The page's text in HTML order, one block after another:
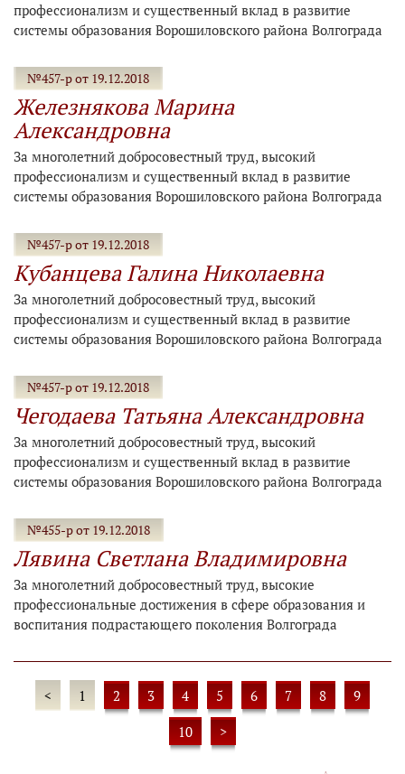
профессионализм и существенный вклад в развитие
системы образования Ворошиловского района Волгограда
№457-р от 19.12.2018
Железнякова Марина
Александровна
За многолетний добросовестный труд, высокий
профессионализм и существенный вклад в развитие
системы образования Ворошиловского района Волгограда
№457-р от 19.12.2018
Кубанцева Галина Николаевна
За многолетний добросовестный труд, высокий
профессионализм и существенный вклад в развитие
системы образования Ворошиловского района Волгограда
№457-р от 19.12.2018
Чегодаева Татьяна Александровна
За многолетний добросовестный труд, высокий
профессионализм и существенный вклад в развитие
системы образования Ворошиловского района Волгограда
№455-р от 19.12.2018
Лявина Светлана Владимировна
За многолетний добросовестный труд, высокие
профессиональные достижения в сфере образования и
воспитания подрастающего поколения Волгограда
< 1 2 3 4 5 6 7 8
9
10
>